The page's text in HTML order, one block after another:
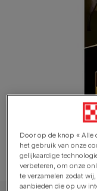
Door op de knop « Alle
het gebruik van onze
gelijkaardige
verbeteren, om onze
te verzamelen zodat
aanbieden die op uw